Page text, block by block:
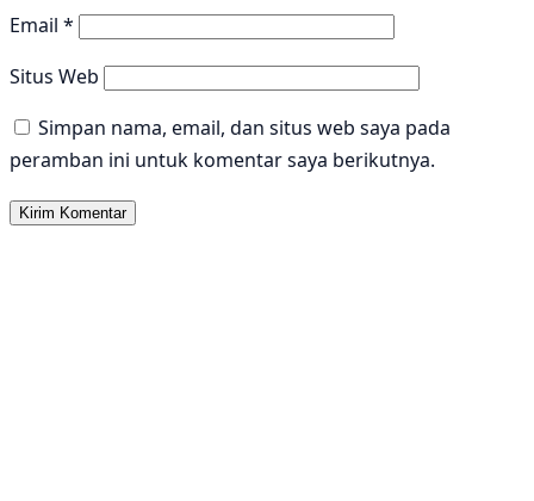
Email *
Situs Web
Simpan nama, email, dan situs web saya pada
peramban ini untuk komentar saya berikutnya.